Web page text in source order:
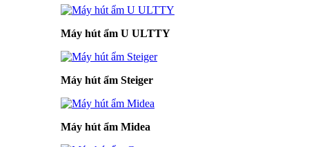
Máy hút ẩm U ULTTY
Máy hút ẩm Steiger
Máy hút ẩm Midea